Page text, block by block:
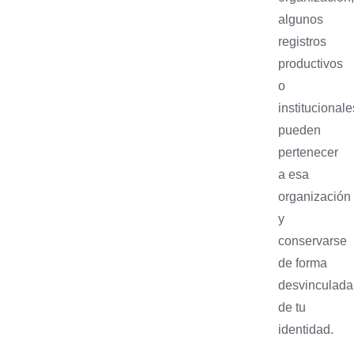
algunos
registros
productivos
o
pueden
pertenecer
a esa
organización
y
conservarse
de forma
desvinculada
de tu
identidad.